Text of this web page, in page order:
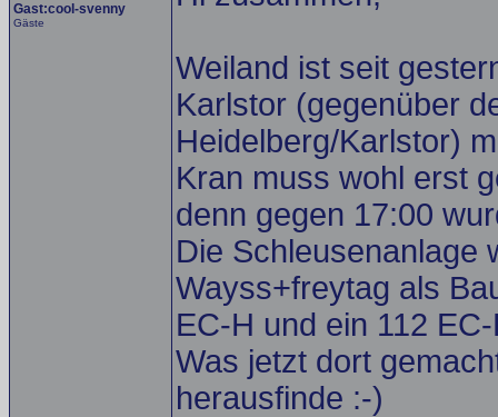
Gast:cool-svenny
Gäste
Weiland ist seit
Karlstor (gegenüber
Heidelberg/Karlstor)
Kran muss wohl erst
denn gegen 17:00
Die Schleusenanlage
Wayss+freytag als
EC-H und ein 112
Was jetzt dort
herausfinde :-)